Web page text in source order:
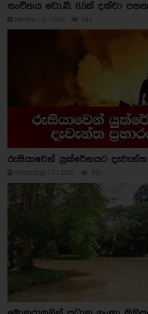
සංචිතය ඩො.බි. 6.5ක් දක්වා
Monday / 3 / 2026 344
රුසියාවෙන් යුක්රේනයට දැවැන්ත
Wednesday / 5 / 2026 329